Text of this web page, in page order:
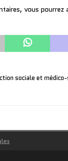
vous
sociale et